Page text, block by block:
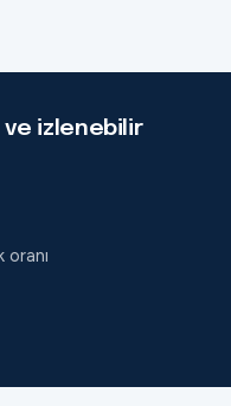
izlenebilir
oranı